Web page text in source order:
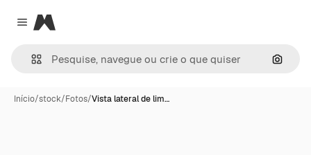
Close menu
Magnific
Início/stock/Fotos/Vista lateral de lim…